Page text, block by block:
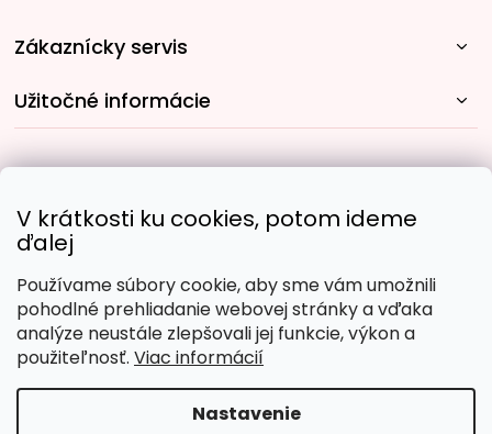
V krátkosti ku cookies, potom ideme
ďalej
Používame súbory cookie, aby sme vám umožnili
pohodlné prehliadanie webovej stránky a vďaka
analýze neustále zlepšovali jej funkcie, výkon a
použiteľnosť. Viac informácií
Nastavenie
Zákaznícky servis
Užitočné informácie
Obľúbené spôsoby platby: